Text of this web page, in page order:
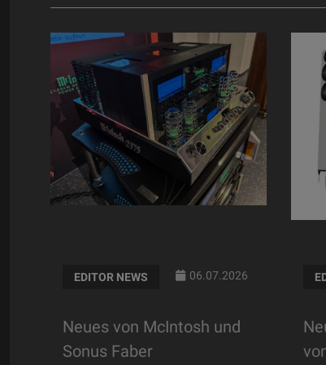
EDITOR NEWS 06.07.2026
Neues von McIntosh und
Sonus Faber